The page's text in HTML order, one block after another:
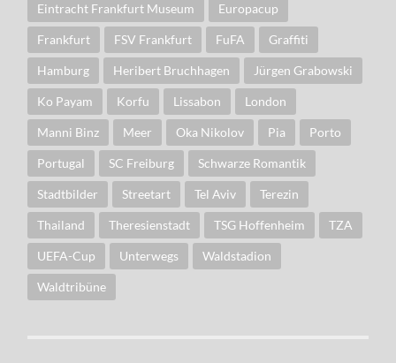
Eintracht Frankfurt Museum Europacup
Frankfurt FSV Frankfurt FuFA Graffiti
Hamburg Heribert Bruchhagen Jürgen Grabowski
Ko Payam Korfu Lissabon London
Manni Binz Meer Oka Nikolov Pia Porto
Portugal SC Freiburg Schwarze Romantik
Stadtbilder Streetart Tel Aviv Terezin
Thailand Theresienstadt TSG Hoffenheim TZA
UEFA-Cup Unterwegs Waldstadion
Waldtribüne